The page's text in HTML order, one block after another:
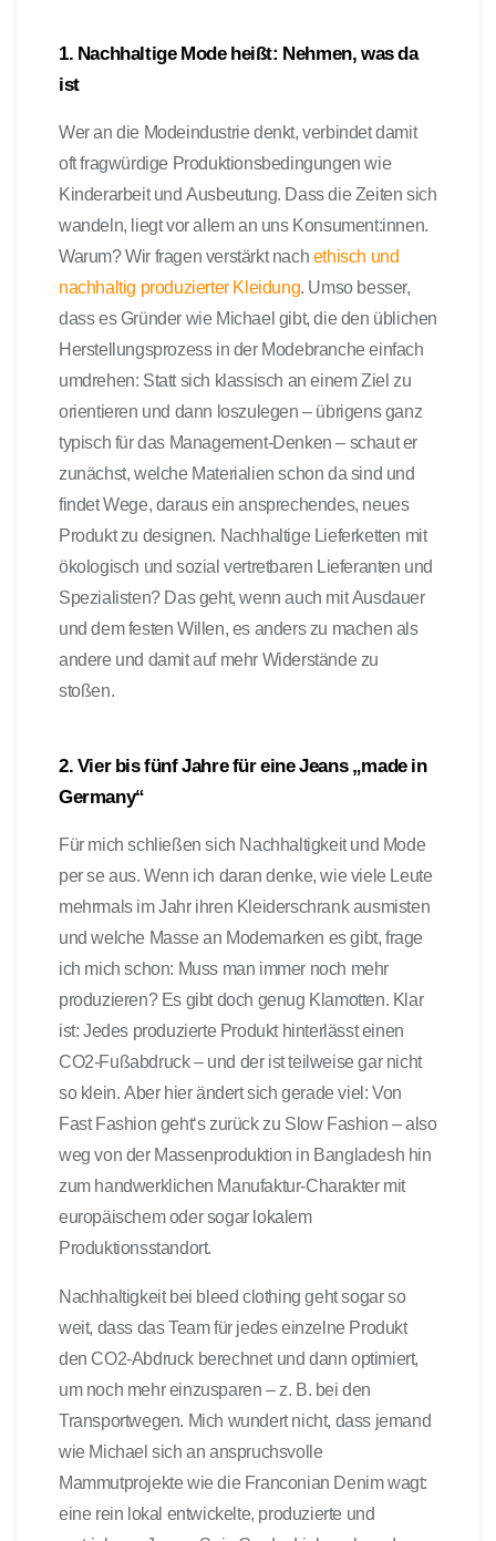
1. Nachhaltige Mode heißt: Nehmen, was da
ist
Wer an die Modeindustrie denkt, verbindet damit
oft fragwürdige Produktionsbedingungen wie
Kinderarbeit und Ausbeutung. Dass die Zeiten sich
wandeln, liegt vor allem an uns Konsument:innen.
Warum? Wir fragen verstärkt nachethisch und
nachhaltig produzierter Kleidung. Umso besser,
dass es Gründer wie Michael gibt, die den üblichen
Herstellungsprozess in der Modebranche einfach
umdrehen: Statt sich klassisch an einem Ziel zu
orientieren und dann loszulegen – übrigens ganz
typisch für das Management-Denken – schaut er
zunächst, welche Materialien schon da sind und
findet Wege, daraus ein ansprechendes, neues
Produkt zu designen. Nachhaltige Lieferketten mit
ökologisch und sozial vertretbaren Lieferanten und
Spezialisten? Das geht, wenn auch mit Ausdauer
und dem festen Willen, es anders zu machen als
andere und damit auf mehr Widerstände zu
stoßen.
2. Vier bis fünf Jahre für eine Jeans „made in
Germany“
Für mich schließen sich Nachhaltigkeit und Mode
per se aus. Wenn ich daran denke, wie viele Leute
mehrmals im Jahr ihren Kleiderschrank ausmisten
und welche Masse an Modemarken es gibt, frage
ich mich schon: Muss man immer noch mehr
produzieren? Es gibt doch genug Klamotten. Klar
ist: Jedes produzierte Produkt hinterlässt einen
CO2-Fußabdruck – und der ist teilweise gar nicht
so klein. Aber hier ändert sich gerade viel: Von
Fast Fashion geht‘s zurück zu Slow Fashion – also
weg von der Massenproduktion in Bangladesh hin
zum handwerklichen Manufaktur-Charakter mit
europäischem oder sogar lokalem
Produktionsstandort.
Nachhaltigkeit bei bleed clothing geht sogar so
weit, dass das Team für jedes einzelne Produkt
den CO2-Abdruck berechnet und dann optimiert,
um noch mehr einzusparen – z. B. bei den
Transportwegen. Mich wundert nicht, dass jemand
wie Michael sich an anspruchsvolle
Mammutprojekte wie die Franconian Denim wagt:
eine rein lokal entwickelte, produzierte und